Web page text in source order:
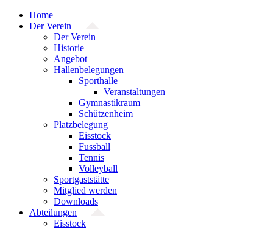
Zum
Inhalt
Home
Der Verein
Der Verein
Historie
Angebot
Hallenbelegungen
Sporthalle
Veranstaltungen
Gymnastikraum
Schützenheim
Platzbelegung
Eisstock
Fussball
Tennis
Volleyball
Sportgaststätte
Mitglied werden
Downloads
Abteilungen
Eisstock